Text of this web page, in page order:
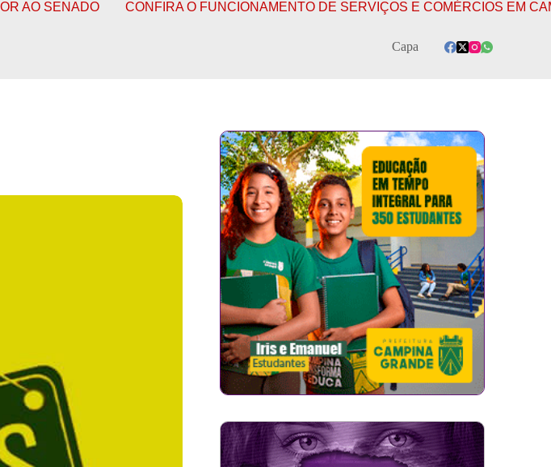
CONFIRA O FUNCIONAMENTO DE SERVIÇOS E COMÉRCIOS EM CAMPINA GRANDE
Capa